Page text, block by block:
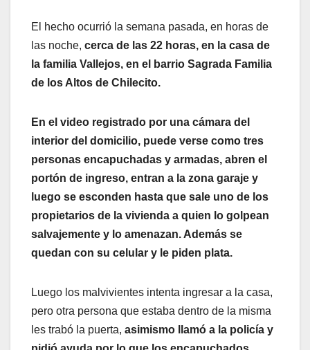
El hecho ocurrió la semana pasada, en horas de
las noche, cerca de las 22 horas, en la casa de
la familia Vallejos, en el barrio Sagrada Familia
de los Altos de Chilecito.
En el video registrado por una cámara del
interior del domicilio, puede verse como tres
personas encapuchadas y armadas, abren el
portón de ingreso, entran a la zona garaje y
luego se esconden hasta que sale uno de los
propietarios de la vivienda a quien lo golpean
salvajemente y lo amenazan. Además se
quedan con su celular y le piden plata.
Luego los malvivientes intenta ingresar a la casa,
pero otra persona que estaba dentro de la misma
les trabó la puerta, asimismo llamó a la policía y